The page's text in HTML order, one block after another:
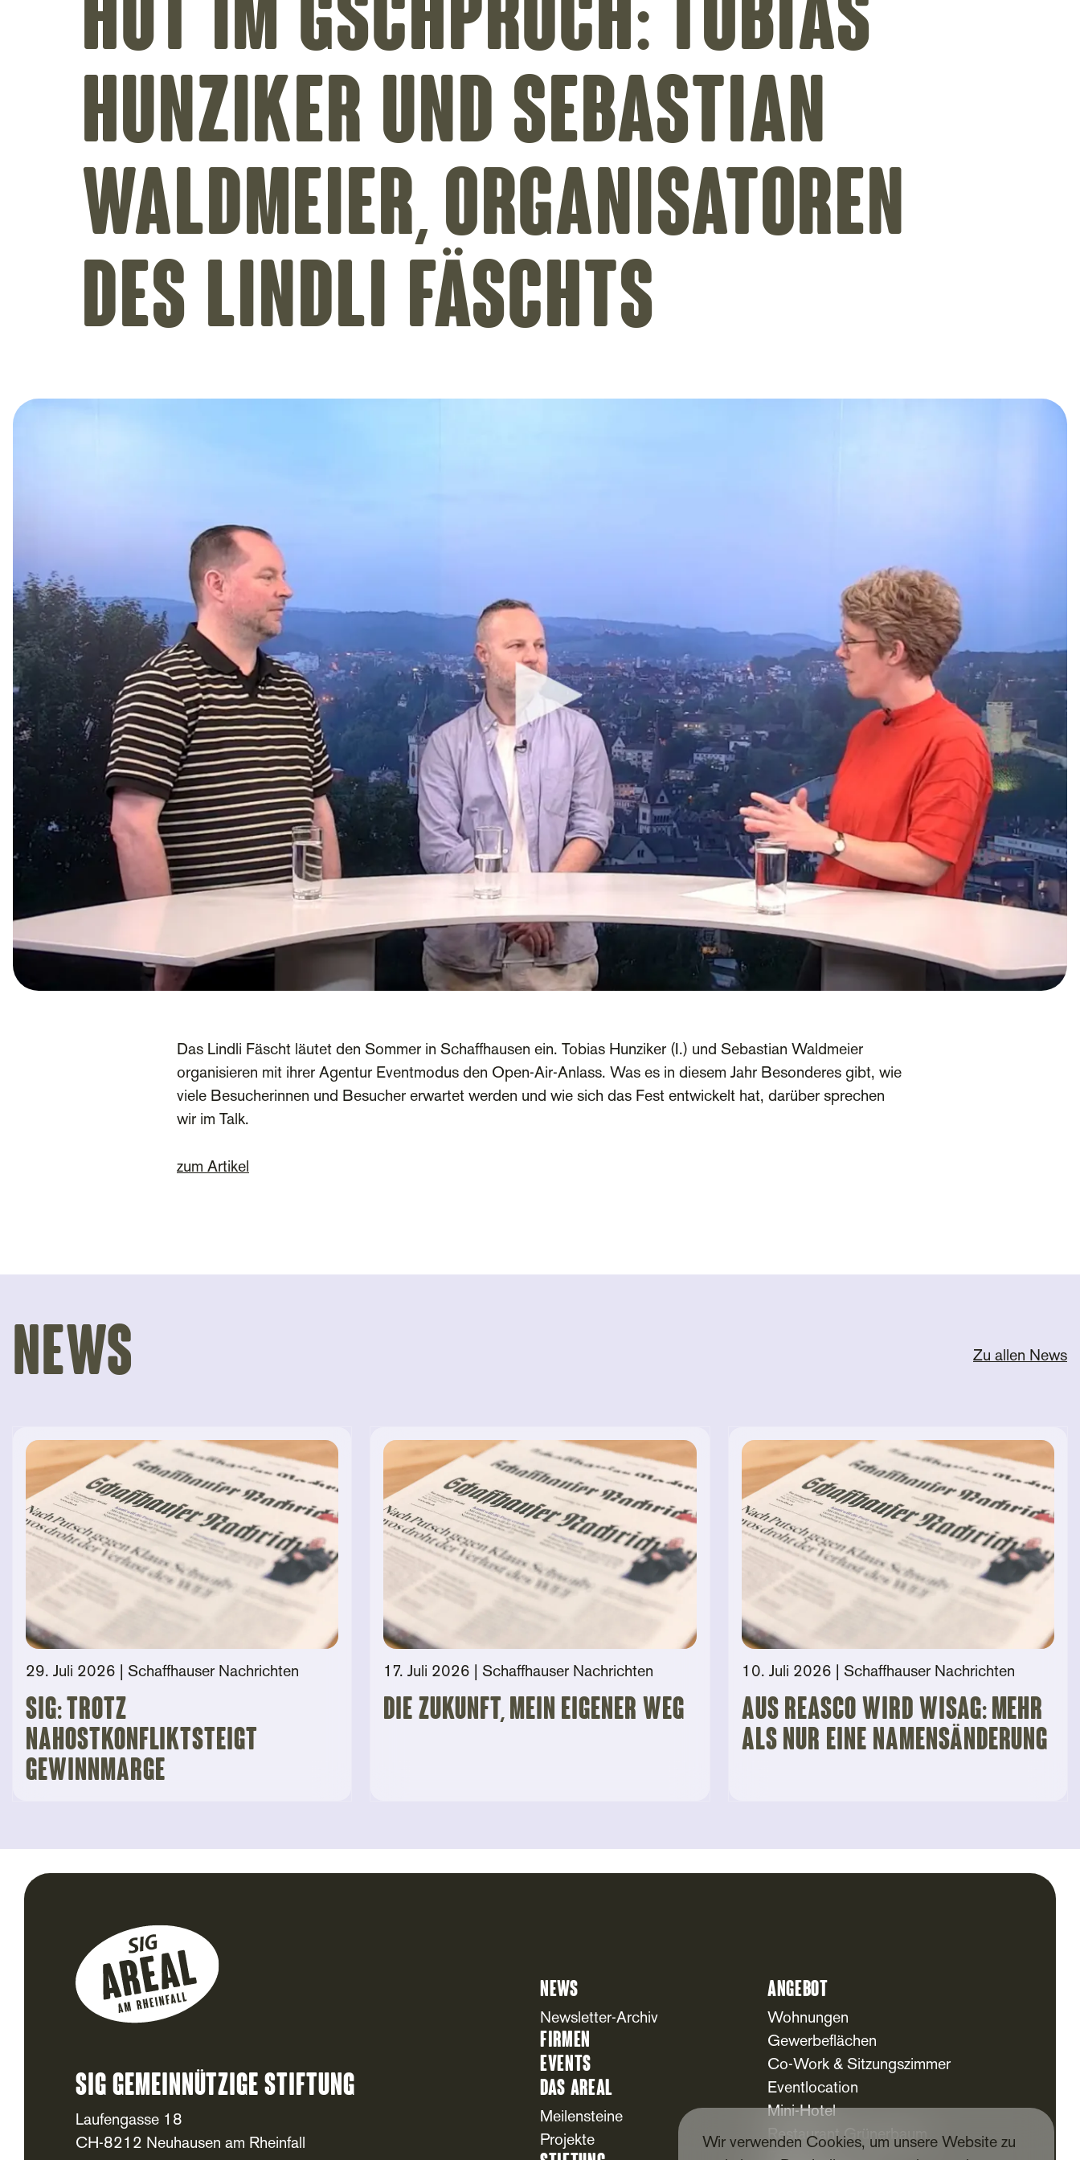
Hüt im Gschpröch: Tobias
Hunziker und Sebastian
Waldmeier, Organisatoren
des Lindli Fäschts
Das Lindli Fäscht läutet den Sommer in Schaffhausen ein. Tobias Hunziker (I.) und Sebastian Waldmeier
organisieren mit ihrer Agentur Eventmodus den Open-Air-Anlass. Was es in diesem Jahr Besonderes gibt, wie
viele Besucherinnen und Besucher erwartet werden und wie sich das Fest entwickelt hat, darüber sprechen
wir im Talk.
zum Artikel
News Zu allen News
29. Juli 2026 | Schaffhauser Nachrichten
SIG: Trotz
Nahostkonfliktsteigt
Gewinnmarge
17. Juli 2026 | Schaffhauser Nachrichten
Die Zukunft, mein eigener Weg
10. Juli 2026 | Schaffhauser Nachrichten
Aus Reasco wird Wisag: Mehr
als nur eine Namensänderung
SIG Gemeinnützige Stiftung
Laufengasse 18
CH-8212 Neuhausen am Rheinfall
News
Newsletter-Archiv
Firmen
Events
Das Areal
Meilensteine
Projekte
Angebot
Wohnungen
Gewerbeflächen
Co-Work & Sitzungszimmer
Eventlocation
Mini-Hotel
Restaurant Grünerbaum
Wir verwenden Cookies, um unsere Website zu